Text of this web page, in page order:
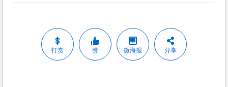
打赏 赞 微海报 分享